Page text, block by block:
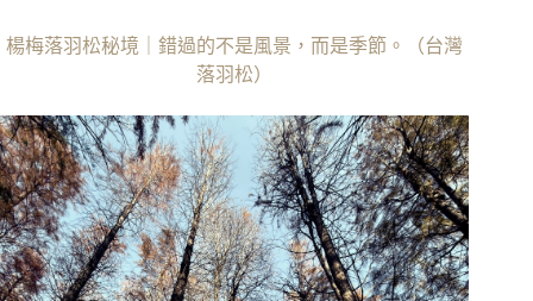
楊梅落羽松秘境｜錯過的不是風景，而是季節。（台灣
落羽松）